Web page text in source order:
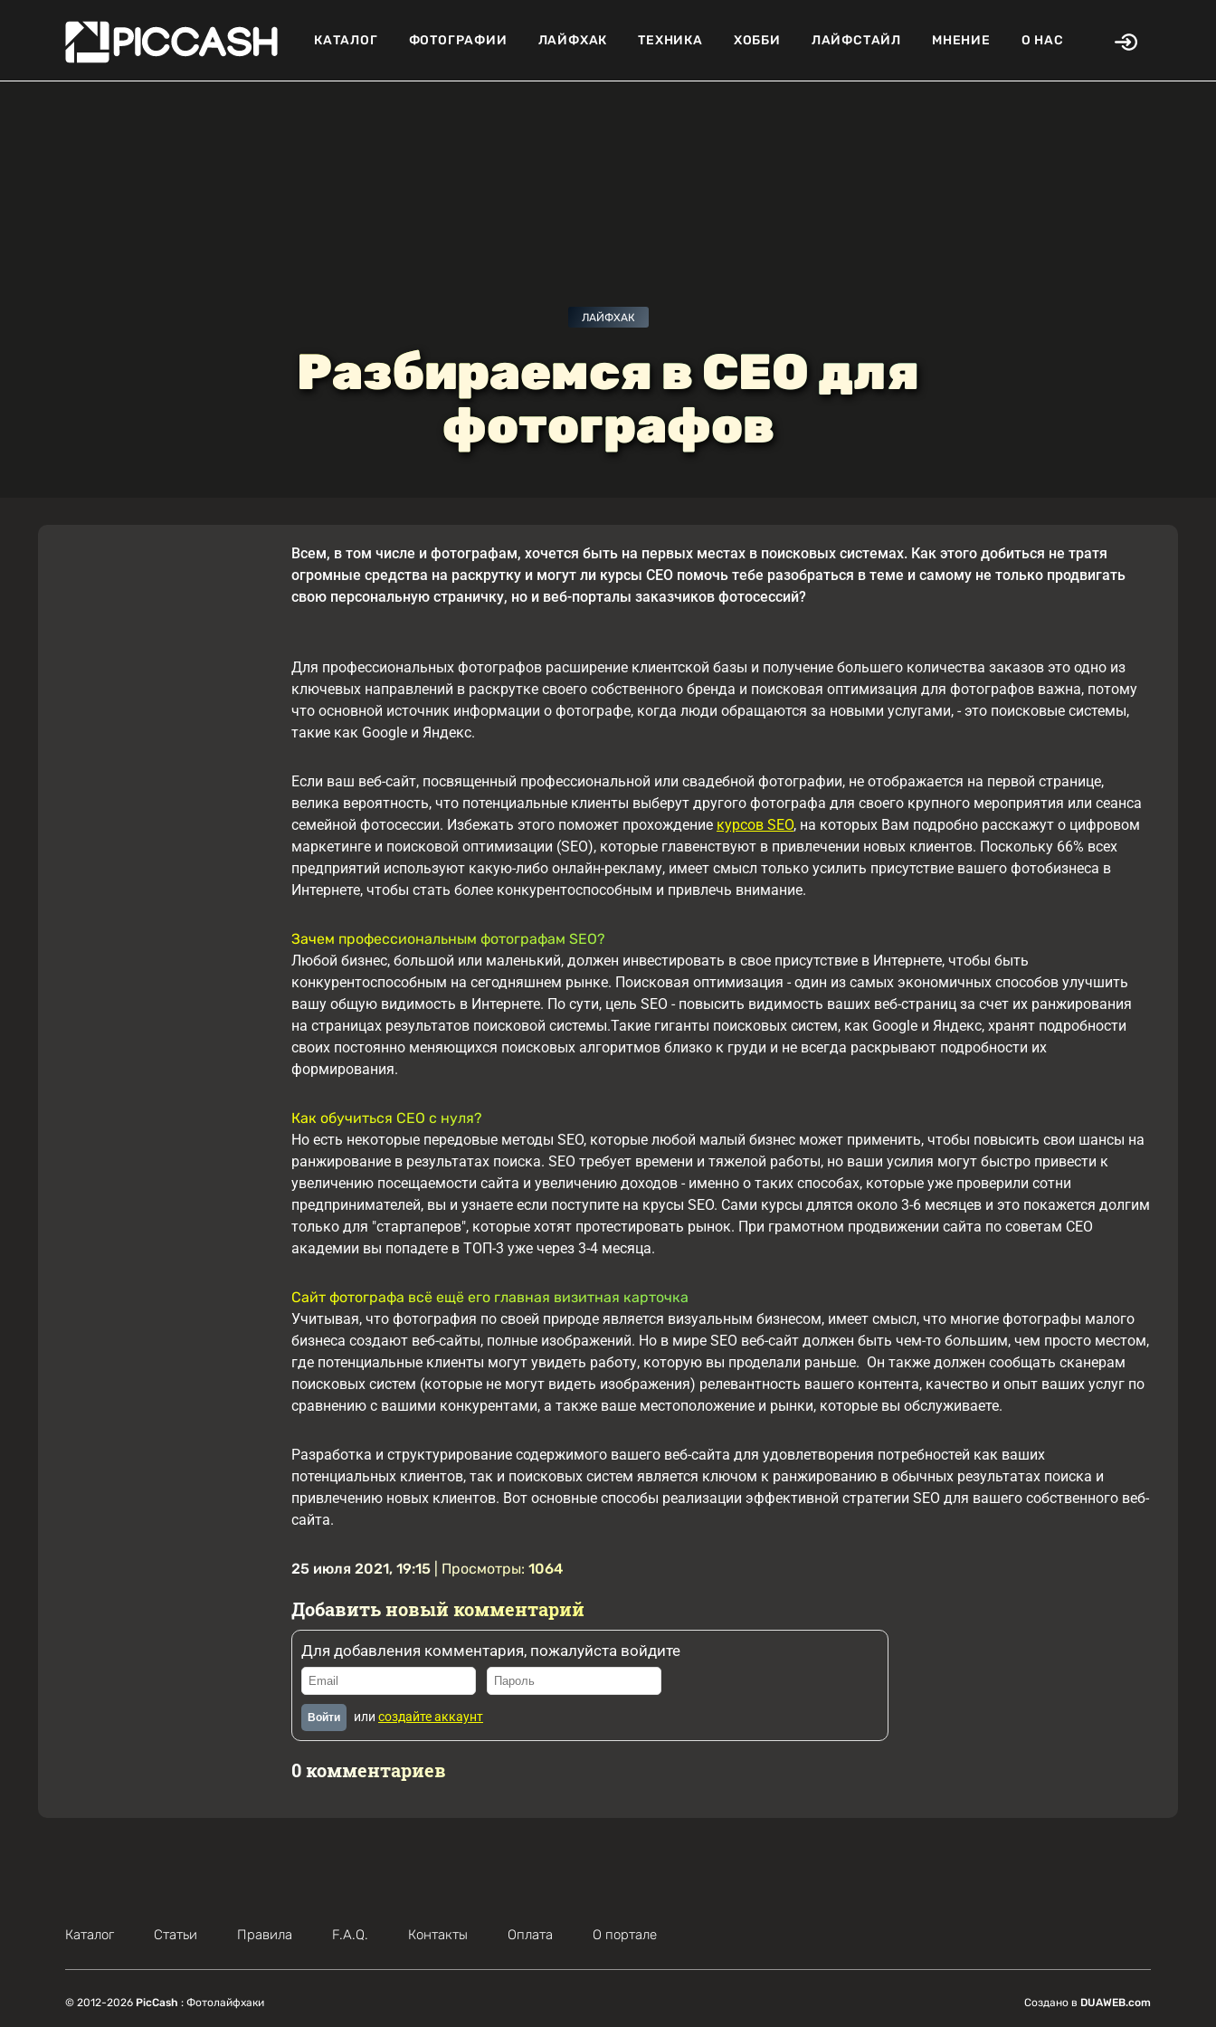
КАТАЛОГ ФОТОГРАФИИ ЛАЙФХАК ТЕХНИКА ХОББИ ЛАЙФСТАЙЛ МНЕНИЕ О НАС
ЛАЙФХАК
Разбираемся в СЕО для
фотографов
Всем, в том числе и фотографам, хочется быть на первых местах в поисковых системах. Как этого добиться не тратя
огромные средства на раскрутку и могут ли курсы СЕО помочь тебе разобраться в теме и самому не только продвигать
свою персональную страничку, но и веб-порталы заказчиков фотосессий?
Для профессиональных фотографов расширение клиентской базы и получение большего количества заказов это одно из
ключевых направлений в раскрутке своего собственного бренда и поисковая оптимизация для фотографов важна, потому
что основной источник информации о фотографе, когда люди обращаются за новыми услугами, - это поисковые системы,
такие как Google и Яндекс.
Если ваш веб-сайт, посвященный профессиональной или свадебной фотографии, не отображается на первой странице,
велика вероятность, что потенциальные клиенты выберут другого фотографа для своего крупного мероприятия или сеанса
семейной фотосессии. Избежать этого поможет прохождение курсов SEO, на которых Вам подробно расскажут о цифровом
маркетинге и поисковой оптимизации (SEO), которые главенствуют в привлечении новых клиентов. Поскольку 66% всех
предприятий используют какую-либо онлайн-рекламу, имеет смысл только усилить присутствие вашего фотобизнеса в
Интернете, чтобы стать более конкурентоспособным и привлечь внимание.
Зачем профессиональным фотографам SEO?
Любой бизнес, большой или маленький, должен инвестировать в свое присутствие в Интернете, чтобы быть
конкурентоспособным на сегодняшнем рынке. Поисковая оптимизация - один из самых экономичных способов улучшить
вашу общую видимость в Интернете. По сути, цель SEO - повысить видимость ваших веб-страниц за счет их ранжирования
на страницах результатов поисковой системы.Такие гиганты поисковых систем, как Google и Яндекс, хранят подробности
своих постоянно меняющихся поисковых алгоритмов близко к груди и не всегда раскрывают подробности их
формирования.
Как обучиться СЕО с нуля?
Но есть некоторые передовые методы SEO, которые любой малый бизнес может применить, чтобы повысить свои шансы на
ранжирование в результатах поиска. SEO требует времени и тяжелой работы, но ваши усилия могут быстро привести к
увеличению посещаемости сайта и увеличению доходов - именно о таких способах, которые уже проверили сотни
предпринимателей, вы и узнаете если поступите на крусы SEO. Сами курсы длятся около 3-6 месяцев и это покажется долгим
только для "стартаперов", которые хотят протестировать рынок. При грамотном продвижении сайта по советам СЕО
академии вы попадете в ТОП-3 уже через 3-4 месяца.
Сайт фотографа всё ещё его главная визитная карточка
Учитывая, что фотография по своей природе является визуальным бизнесом, имеет смысл, что многие фотографы малого
бизнеса создают веб-сайты, полные изображений. Но в мире SEO веб-сайт должен быть чем-то большим, чем просто местом,
где потенциальные клиенты могут увидеть работу, которую вы проделали раньше. Он также должен сообщать сканерам
поисковых систем (которые не могут видеть изображения) релевантность вашего контента, качество и опыт ваших услуг по
сравнению с вашими конкурентами, а также ваше местоположение и рынки, которые вы обслуживаете.
Разработка и структурирование содержимого вашего веб-сайта для удовлетворения потребностей как ваших
потенциальных клиентов, так и поисковых систем является ключом к ранжированию в обычных результатах поиска и
привлечению новых клиентов. Вот основные способы реализации эффективной стратегии SEO для вашего собственного веб-
сайта.
25 июля 2021, 19:15 | Просмотры: 1064
Добавить новый комментарий
Для добавления комментария, пожалуйста войдите
Войти или создайте аккаунт
0 комментариев
Каталог Статьи Правила F.A.Q. Контакты Оплата О портале
© 2012-2026 PicCash : Фотолайфхаки Создано в DUAWEB.com